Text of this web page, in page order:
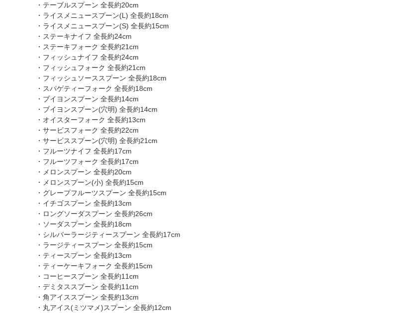
・テーブルスプーン 全長約20cm
・ライスメニュースプーン(L) 全長約18cm
・ライスメニュースプーン(S) 全長約15cm
・ステーキナイフ 全長約24cm
・ステーキフォーク 全長約21cm
・フィッシュナイフ 全長約24cm
・フィッシュフォーク 全長約21cm
・フィッシュソーススプーン 全長約18cm
・スパゲティーフォーク 全長約18cm
・ブイヨンスプーン 全長約14cm
・ブイヨンスプーン(穴明) 全長約14cm
・オイスターフォーク 全長約13cm
・サービスフォーク 全長約22cm
・サービススプーン(穴明) 全長約21cm
・フルーツナイフ 全長約17cm
・フルーツフォーク 全長約17cm
・メロンスプーン 全長約20cm
・メロンスプーン(小) 全長約15cm
・グレープフルーツスプーン 全長約15cm
・イチゴスプーン 全長約13cm
・ロングソーダスプーン 全長約26cm
・ソーダスプーン 全長約18cm
・シルバーラージティースプーン 全長約17cm
・ラージティースプーン 全長約15cm
・ティースプーン 全長約13cm
・ティーケーキフォーク 全長約15cm
・コーヒースプーン 全長約11cm
・デミタススプーン 全長約11cm
・角アイススプーン 全長約13cm
・丸アイス(ミツマメ)スプーン 全長約12cm